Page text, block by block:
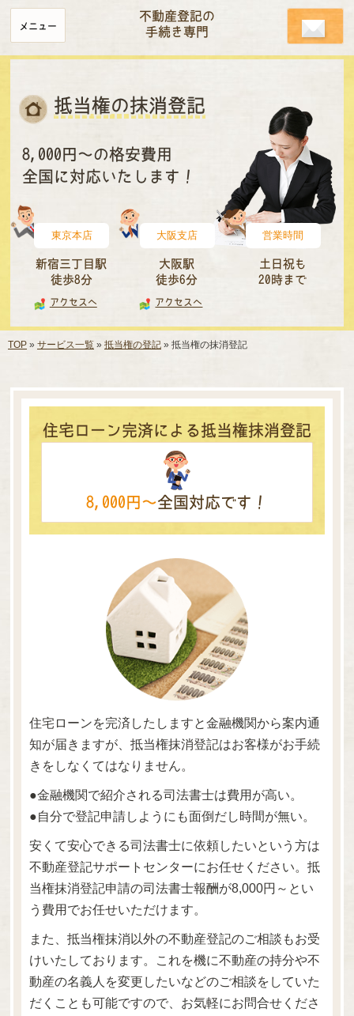
不動産登記の
手続き専門
メニュー
抵当権の抹消登記
8,000円～の格安費用
全国に対応いたします！
東京本店
新宿三丁目駅
徒歩8分
アクセスへ
大阪支店
大阪駅
徒歩6分
アクセスへ
営業時間
土日祝も
20時まで
TOP サービス一覧 抵当権の登記 抵当権の抹消登記
住宅ローン完済による抵当権抹消登記
8,000円～全国対応です！
住宅ローンを完済したしますと金融機関から案内通
知が届きますが、抵当権抹消登記はお客様がお手続
きをしなくてはなりません。
●金融機関で紹介される司法書士は費用が高い。
●自分で登記申請しようにも面倒だし時間が無い。
安くて安心できる司法書士に依頼したいという方は
不動産登記サポートセンターにお任せください。抵
当権抹消登記申請の司法書士報酬が8,000円～とい
う費用でお任せいただけます。
また、抵当権抹消以外の不動産登記のご相談もお受
けいたしております。これを機に不動産の持分や不
動産の名義人を変更したいなどのご相談をしていた
だくことも可能ですので、お気軽にお問合せくださ